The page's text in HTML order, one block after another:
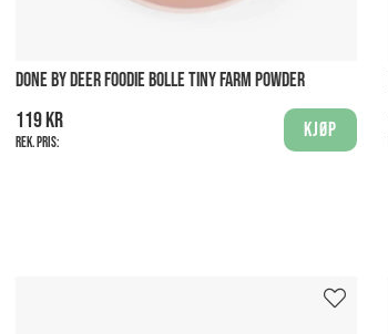
DONE BY DEER FOODIE BOLLE TINY FARM POWDER
119 kr
Rek. pris:
Kjøp